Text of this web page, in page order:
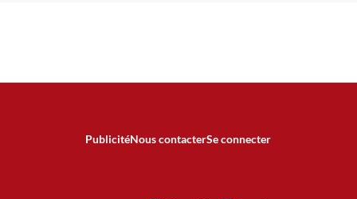
PublicitéNous contacterSe connecter